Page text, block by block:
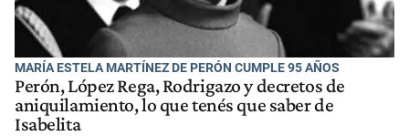
MARÍA ESTELA MARTÍNEZ DE PERÓN CUMPLE 95 AÑOS
Perón, López Rega, Rodrigazo y decretos de
aniquilamiento, lo que tenés que saber de
Isabelita